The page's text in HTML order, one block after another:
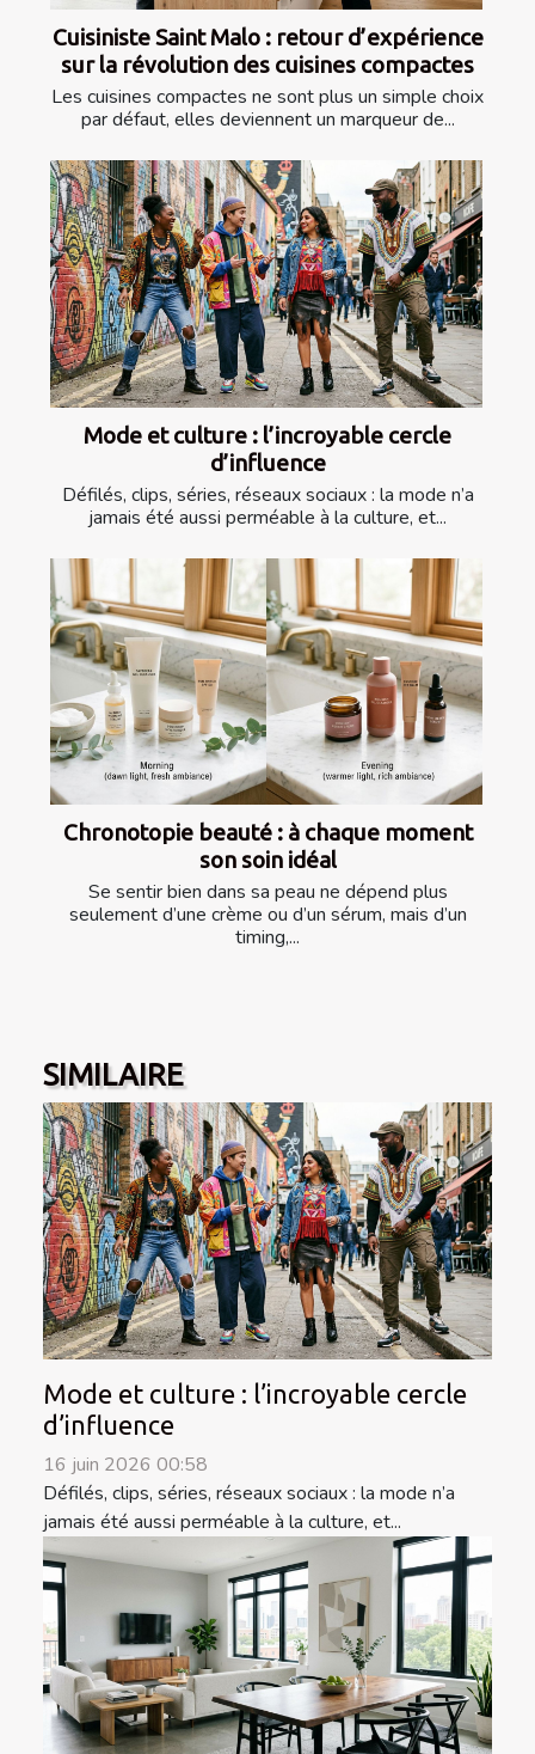
Cuisiniste Saint Malo : retour d’expérience
sur la révolution des cuisines compactes
Les cuisines compactes ne sont plus un simple choix
par défaut, elles deviennent un marqueur de...
Mode et culture : l’incroyable cercle
d’influence
Défilés, clips, séries, réseaux sociaux : la mode n’a
jamais été aussi perméable à la culture, et...
Chronotopie beauté : à chaque moment
son soin idéal
Se sentir bien dans sa peau ne dépend plus
seulement d’une crème ou d’un sérum, mais d’un
timing,...
SIMILAIRE
Mode et culture : l’incroyable cercle
d’influence
16 juin 2026 00:58
Défilés, clips, séries, réseaux sociaux : la mode n’a
jamais été aussi perméable à la culture, et...